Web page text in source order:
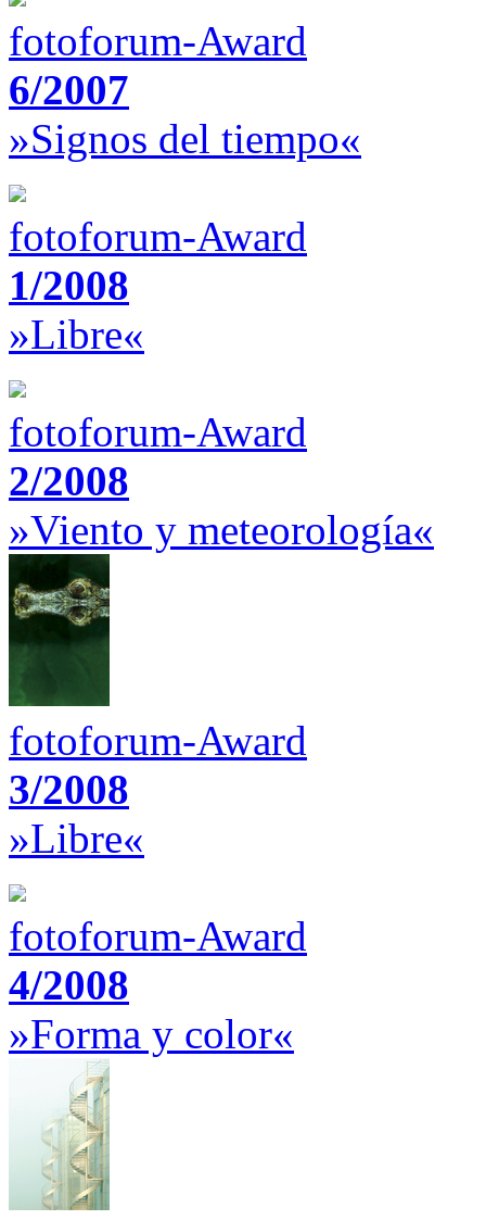
fotoforum-Award
6/2007
»Signos del tiempo«
fotoforum-Award
1/2008
»Libre«
fotoforum-Award
2/2008
»Viento y meteorología«
fotoforum-Award
3/2008
»Libre«
fotoforum-Award
4/2008
»Forma y color«